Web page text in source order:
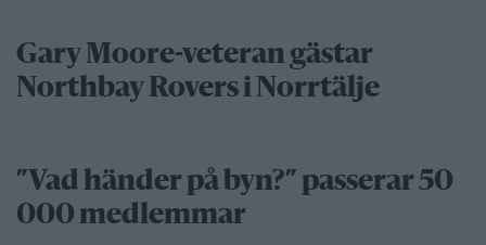
Gary Moore-veteran gästar
Northbay Rovers i Norrtälje
”Vad händer på byn?” passerar 50
000 medlemmar